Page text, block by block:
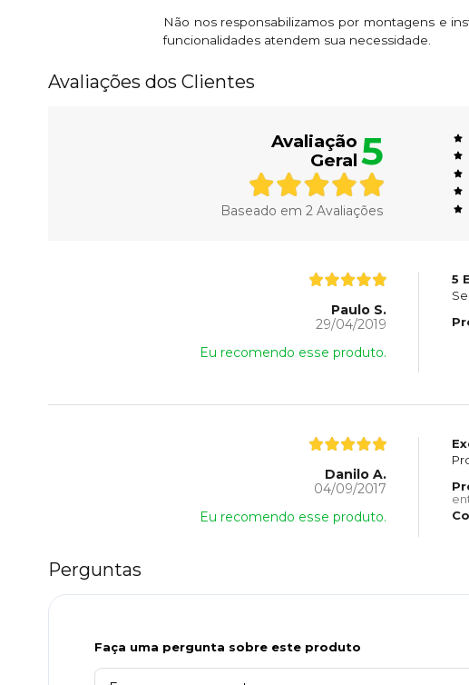
Não nos responsabilizamos por montagens e
funcionalidades atendem sua necessidade.
Avaliações dos Clientes
Avaliação
Geral 5
Baseado em 2 Avaliações
Paulo S.
29/04/2019
Eu recomendo esse produto.
5
Danilo A.
04/09/2017
Eu recomendo esse produto.
Perguntas
Faça uma pergunta sobre este produto